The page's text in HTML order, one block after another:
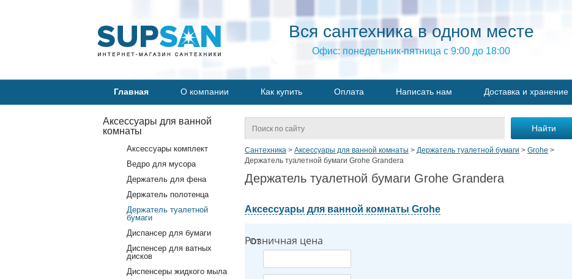
Вся сантехника в одном месте
Офис: понедельник-пятница с 9:00 до 18:00
Главная О компании Как купить Оплата Написать нам Доставка и хранение
Аксессуары для ванной
комнаты
Аксессуары комплект
Ведро для мусора
Держатель для фена
Держатель полотенца
Держатель туалетной
бумаги
Диспансер для бумаги
Диспенсер для ватных
дисков
Диспенсеры жидкого мыла
Сантехника > Аксессуары для ванной комнаты > Держатель туалетной бумаги > Grohe >
Держатель туалетной бумаги Grohe Grandera
Держатель туалетной бумаги Grohe Grandera
Аксессуары для ванной комнаты Grohe
Розничная цена
От